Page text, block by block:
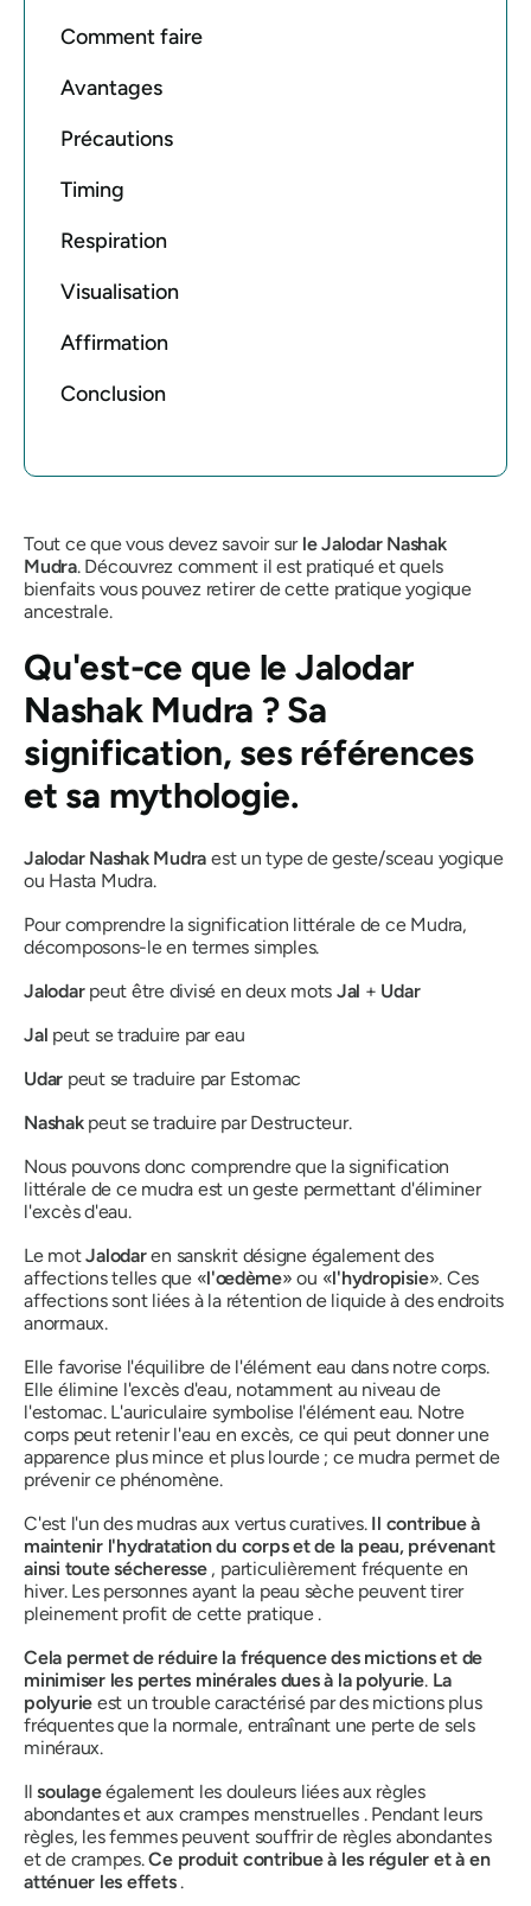
Comment faire
Avantages
Précautions
Timing
Respiration
Visualisation
Affirmation
Conclusion
Tout ce que vous devez savoir sur le Jalodar Nashak
Mudra. Découvrez comment il est pratiqué et quels
bienfaits vous pouvez retirer de cette pratique yogique
ancestrale.
Qu'est-ce que le Jalodar
Nashak Mudra ? Sa
signification, ses références
et sa mythologie.
Jalodar Nashak Mudra est un type de geste/sceau yogique
ou Hasta Mudra.
Pour comprendre la signification littérale de ce Mudra,
décomposons-le en termes simples.
Jalodarpeut être divisé en deux mots Jal + Udar
Jal peut se traduire par eau
Udar peut se traduire par Estomac
Nashakpeut se traduire par Destructeur.
Nous pouvons donc comprendre que la signification
littérale de ce mudraest un geste permettant d'éliminer
l'excès d'eau.
Le motJalodaren sanskritdésigne également des
affections telles que «l'œdème» ou «l'hydropisie». Ces
affections sont liées à la rétention de liquide à des endroits
anormaux.
Elle favorise l'équilibre de l'élément eau dans notre corps.
Elle élimine l'excès d'eau, notamment au niveau de
l'estomac. L'auriculaire symbolise l'élément eau. Notre
corps peut retenir l'eau en excès, ce qui peut donner une
apparence plus mince et plus lourde ; ce mudrapermet de
prévenir ce phénomène.
C'est l'un des mudrasaux vertus curatives. Il contribue à
maintenir l'hydratation du corps et de la peau, prévenant
ainsi toute sécheresse, particulièrement fréquente en
hiver. Les personnes ayant la peau sèche peuvent tirer
pleinement profit de cette pratique.
Cela permet de réduire la fréquence des mictions et de
minimiser les pertes minérales dues à la polyurie. La
polyurie est un trouble caractérisé par des mictions plus
fréquentes que la normale, entraînant une perte de sels
minéraux.
Ilsoulageégalement les douleurs liées aux règles
abondantes et aux crampes menstruelles . Pendant leurs
règles, les femmes peuvent souffrir de règles abondantes
et de crampes.Ce produit contribue à les réguler et à en
atténuer les effets.